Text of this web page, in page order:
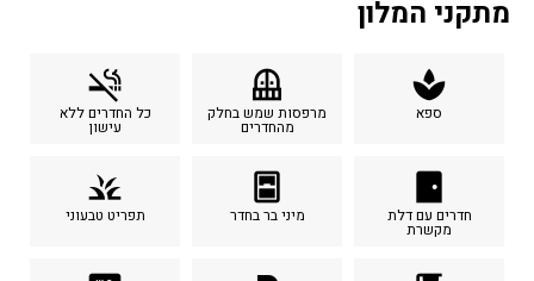
מתקני המלון
spa
ספא
balcony
מרפסות שמש בחלק
מהחדרים
smoke_free
כל החדרים ללא
עישון
sensor_door
חדרים עם דלת
מקשרת
sensor_window
מיני בר בחדר
grass
תפריט טבעוני